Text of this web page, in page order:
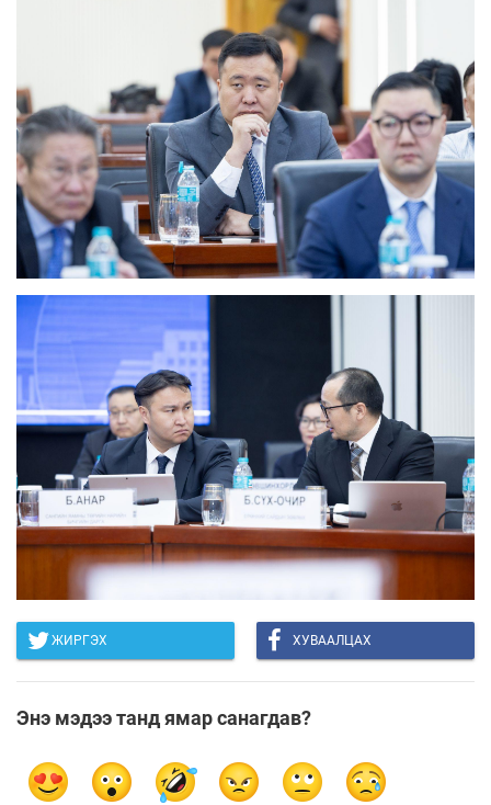
ЖИРГЭХ ХУВААЛЦАХ
Энэ мэдээ танд ямар санагдав?